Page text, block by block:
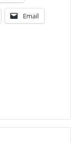
Email